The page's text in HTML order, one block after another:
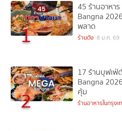
1
45 ร้านอาหา
Bangna
พลาด
ร้านดัง 8 ม.ค. 69
2
17 ร้านบุฟเฟ่
Bangna
คุ้ม
ร้านอาหารในกรุงเ